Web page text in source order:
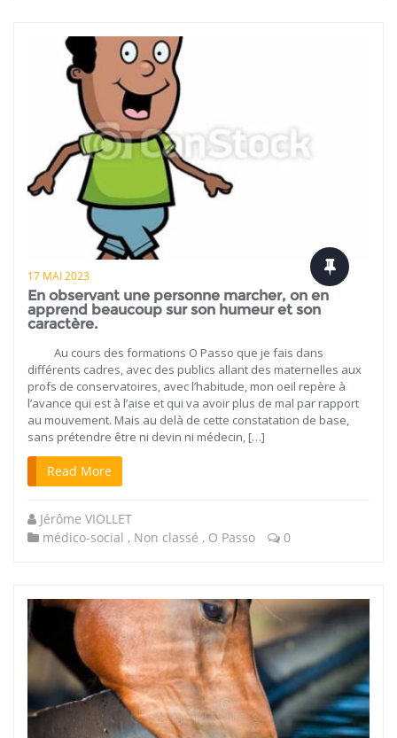
17 MAI 2023
En observant une personne marcher, on en
apprend beaucoup sur son humeur et son
caractère.
Au cours des formations O Passo que je fais dans
différents cadres, avec des publics allant des maternelles aux
profs de conservatoires, avec l’habitude, mon oeil repère à
l’avance qui est à l’aise et qui va avoir plus de mal par rapport
au mouvement. Mais au delà de cette constatation de base,
sans prétendre être ni devin ni médecin, […]
Read More
Jérôme VIOLLET
médico-social , Non classé , O Passo 0